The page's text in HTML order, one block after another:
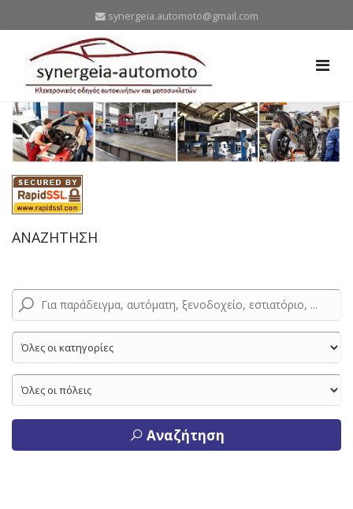
synergeia.automoto@gmail.com
ΑΝΑΖΗΤΗΣΗ
Αναζήτηση